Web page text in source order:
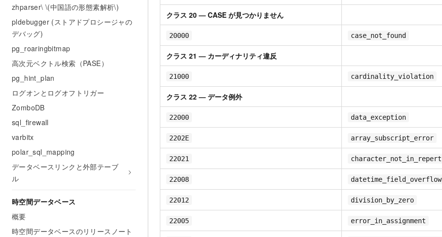
zhparser\ \(中国語の形態素解析\)
pldebugger (ストアドプロシージャの
デバッグ)
pg_roaringbitmap
高次元ベクトル検索（PASE）
pg_hint_plan
ログオンとログオフトリガー
ZomboDB
sql_firewall
varbitx
polar_sql_mapping
データベースリンクと外部テーブ
ル
時空間データベース
概要
時空間データベースのリリースノート
クラス 20 — CASE が見つかりません
20000 case_not_found
クラス 21 — カーディナリティ違反
21000 cardinality_violation
クラス 22 — データ例外
22000 data_exception
2202E array_subscript_error
22021
22008 datetime_field_overflow
22012 division_by_zero
22005 error_in_assignment